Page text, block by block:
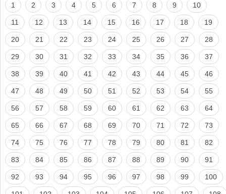
1 2 3 4 5 6 7 8 9 10
11 12 13 14 15 16 17 18 19
20 21 22 23 24 25 26 27 28
29 30 31 32 33 34 35 36 37
38 39 40 41 42 43 44 45 46
47 48 49 50 51 52 53 54 55
56 57 58 59 60 61 62 63 64
65 66 67 68 69 70 71 72 73
74 75 76 77 78 79 80 81 82
83 84 85 86 87 88 89 90 91
92 93 94 95 96 97 98 99 100